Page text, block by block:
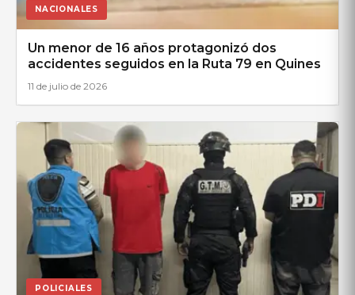
NACIONALES
Un menor de 16 años protagonizó dos
accidentes seguidos en la Ruta 79 en Quines
11 de julio de 2026
POLICIALES